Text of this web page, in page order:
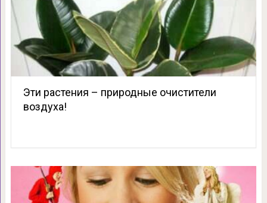
Эти растения – природные очистители
воздуха!